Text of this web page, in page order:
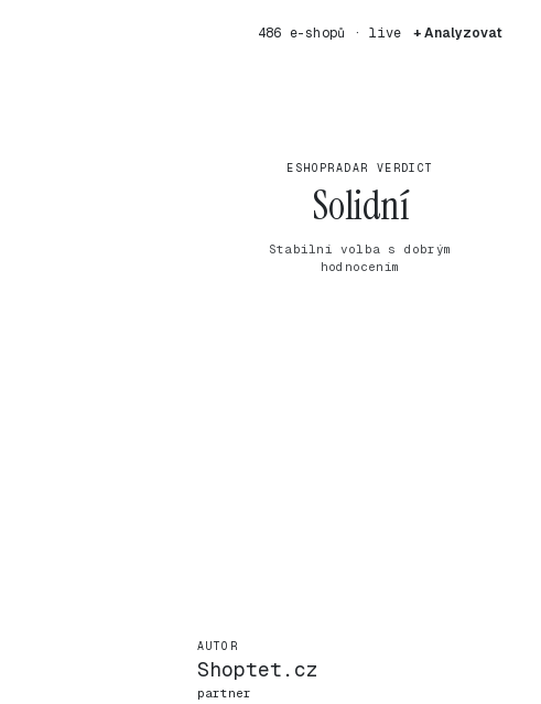
486 e-shopů · live + Analyzovat
ESHOPRADAR VERDICT
Solidní
Stabilní volba s dobrým
hodnocením
AUTOR
Shoptet.cz
partner